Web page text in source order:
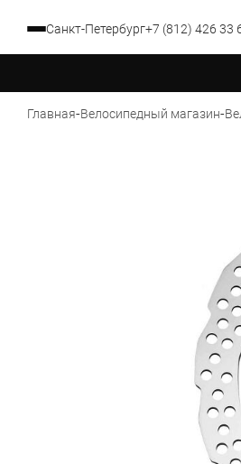
Санкт-Петербург+7 (812) 426 33
Главная-Велосипедный магазин-